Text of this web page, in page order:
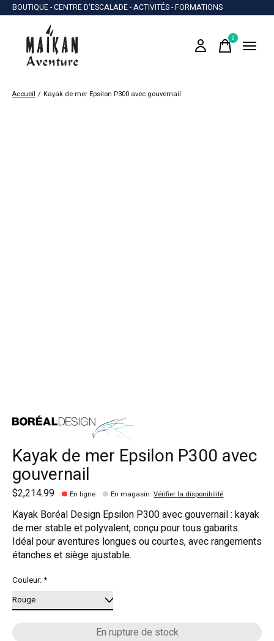
BOUTIQUE - CENTRE D'ESCALADE - ACTIVITÉS - FORMATIONS
0items
Accueil / Kayak de mer Epsilon P300 avec gouvernail
Kayak de mer Epsilon P300 avec
gouvernail
$2,214.99 En ligne En magasin:Vérifier la disponibilité
Kayak Boréal Design Epsilon P300 avec gouvernail : kayak
de mer stable et polyvalent, conçu pour tous gabarits.
Idéal pour aventures longues ou courtes, avec rangements
étanches et siège ajustable.
Couleur:*
En rupture de stock